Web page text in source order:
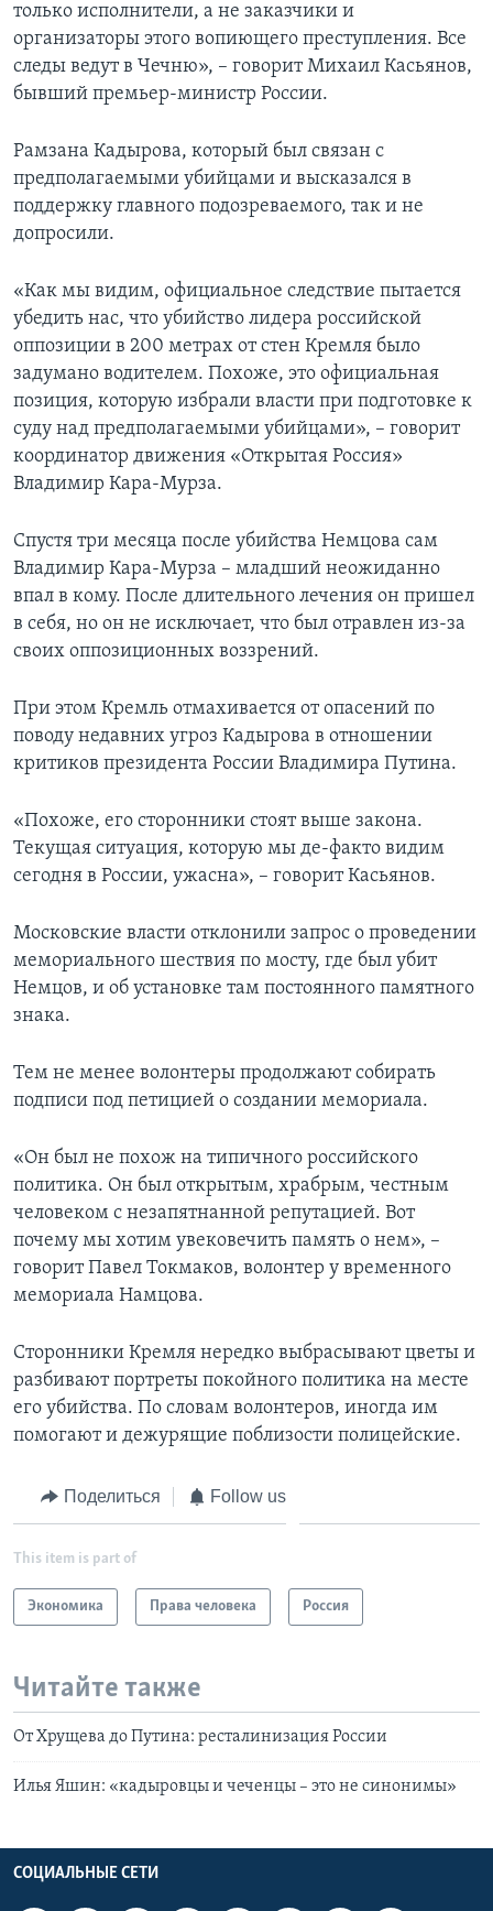
только исполнители, а не заказчики и
организаторы этого вопиющего преступления. Все
следы ведут в Чечню», – говорит Михаил Касьянов,
бывший премьер-министр России.
Рамзана Кадырова, который был связан с
предполагаемыми убийцами и высказался в
поддержку главного подозреваемого, так и не
допросили.
«Как мы видим, официальное следствие пытается
убедить нас, что убийство лидера российской
оппозиции в 200 метрах от стен Кремля было
задумано водителем. Похоже, это официальная
позиция, которую избрали власти при подготовке к
суду над предполагаемыми убийцами», – говорит
координатор движения «Открытая Россия»
Владимир Кара-Мурза.
Спустя три месяца после убийства Немцова сам
Владимир Кара-Мурза – младший неожиданно
впал в кому. После длительного лечения он пришел
в себя, но он не исключает, что был отравлен из-за
своих оппозиционных воззрений.
При этом Кремль отмахивается от опасений по
поводу недавних угроз Кадырова в отношении
критиков президента России Владимира Путина.
«Похоже, его сторонники стоят выше закона.
Текущая ситуация, которую мы де-факто видим
сегодня в России, ужасна», – говорит Касьянов.
Московские власти отклонили запрос о проведении
мемориального шествия по мосту, где был убит
Немцов, и об установке там постоянного памятного
знака.
Тем не менее волонтеры продолжают собирать
подписи под петицией о создании мемориала.
«Он был не похож на типичного российского
политика. Он был открытым, храбрым, честным
человеком с незапятнанной репутацией. Вот
почему мы хотим увековечить память о нем», –
говорит Павел Токмаков, волонтер у временного
мемориала Намцова.
Сторонники Кремля нередко выбрасывают цветы и
разбивают портреты покойного политика на месте
его убийства. По словам волонтеров, иногда им
помогают и дежурящие поблизости полицейские.
Поделиться Follow us
This item is part of
Экономика Права человека Россия
Читайте также
От Хрущева до Путина: ресталинизация России
Илья Яшин: «кадыровцы и чеченцы – это не синонимы»
СОЦИАЛЬНЫЕ СЕТИ